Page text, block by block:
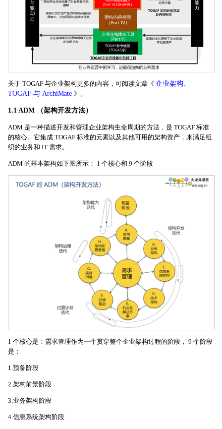
关于 TOGAF 与企业架构更多的内容，可阅读文章《 企业架构、
TOGAF 与 ArchiMate 》。
1.1 ADM （架构开发方法）
ADM 是一种描述开发和管理企业架构生命周期的方法，是 TOGAF 标准
的核心。它集成 TOGAF 标准的元素以及其他可用的架构资产，来满足组
织的业务和 IT 需求。
ADM 的基本架构如下图所示： 1 个核心和 9 个阶段
1 个核心是：需求管理作为一个贯穿整个企业架构过程的阶段， 9 个阶段
是：
1.预备阶段
2.架构前景阶段
3.业务架构阶段
4.信息系统架构阶段